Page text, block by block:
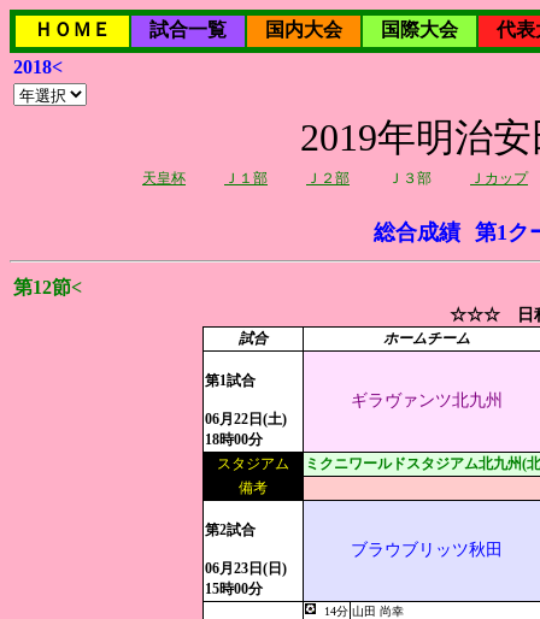
ＨＯＭＥ 試合一覧 国内大会 国際大会
代表
2018<
2019年明治
天皇杯 Ｊ１部 Ｊ２部 Ｊ３部 Ｊカップ
総合成績 第1ク
第12節<
☆☆☆ 日
試合 ホームチーム
第1試合
06月22日(土)
18時00分
ギラヴァンツ北九州
スタジアム
ミクニワールドスタジアム北九州(
備考
第2試合
06月23日(日)
15時00分
ブラウブリッツ秋田
14分 山田 尚幸